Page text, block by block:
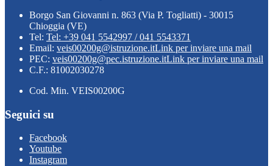
Borgo San Giovanni n. 863 (Via P. Togliatti) - 30015
Chioggia (VE)
Tel: Tel: +39 041 5542997 / 041 5543371
Email: veis00200g@istruzione.itLink per inviare una mail
PEC: veis00200g@pec.istruzione.itLink per inviare una mail
C.F.: 81002030278
Cod. Min. VEIS00200G
Seguici su
Facebook
Youtube
Instagram